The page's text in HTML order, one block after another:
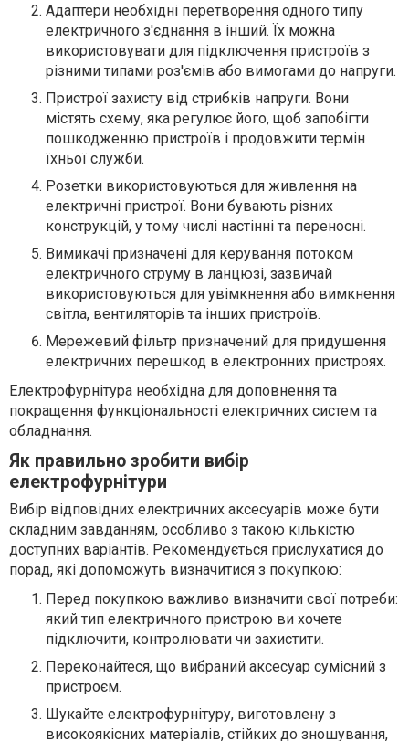
Адаптери необхідні перетворення одного типу
електричного з'єднання в інший. Їх можна
використовувати для підключення пристроїв з
різними типами роз'ємів або вимогами до напруги.
Пристрої захисту від стрибків напруги. Вони
містять схему, яка регулює його, щоб запобігти
пошкодженню пристроїв і продовжити термін
їхньої служби.
Розетки використовуються для живлення на
електричні пристрої. Вони бувають різних
конструкцій, у тому числі настінні та переносні.
Вимикачі призначені для керування потоком
електричного струму в ланцюзі, зазвичай
використовуються для увімкнення або вимкнення
світла, вентиляторів та інших пристроїв.
Мережевий фільтр призначений для придушення
електричних перешкод в електронних пристроях.
Електрофурнітура необхідна для доповнення та
покращення функціональності електричних систем та
обладнання.
Як правильно зробити вибір
електрофурнітури
Вибір відповідних електричних аксесуарів може бути
складним завданням, особливо з такою кількістю
доступних варіантів. Рекомендується прислухатися до
порад, які допоможуть визначитися з покупкою:
Перед покупкою важливо визначити свої потреби:
який тип електричного пристрою ви хочете
підключити, контролювати чи захистити.
Переконайтеся, що вибраний аксесуар сумісний з
пристроєм.
Шукайте електрофурнітуру, виготовлену з
високоякісних матеріалів, стійких до зношування,